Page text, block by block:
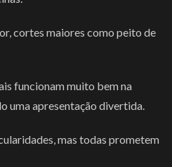
cortes maiores como peito de
funcionam muito bem na
uma apresentação divertida.
mas todas prometem